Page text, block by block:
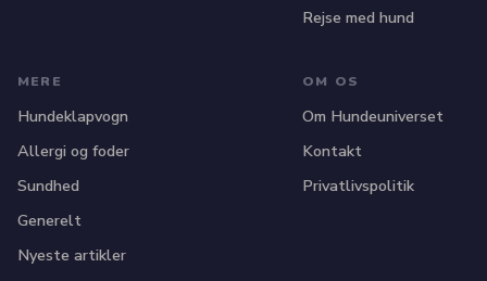
Rejse med hund
MERE
Hundeklapvogn
Allergi og foder
Sundhed
Generelt
Nyeste artikler
OM OS
Om Hundeuniverset
Kontakt
Privatlivspolitik